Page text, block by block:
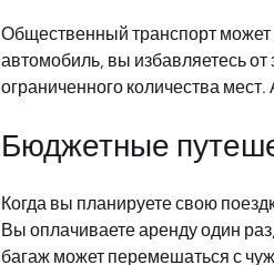
Общественный транспорт может
автомобиль, вы избавляетесь
ограниченного количества
Бюджетные
Когда вы планируете свою
Вы оплачиваете аренду один
багаж может перемешаться с